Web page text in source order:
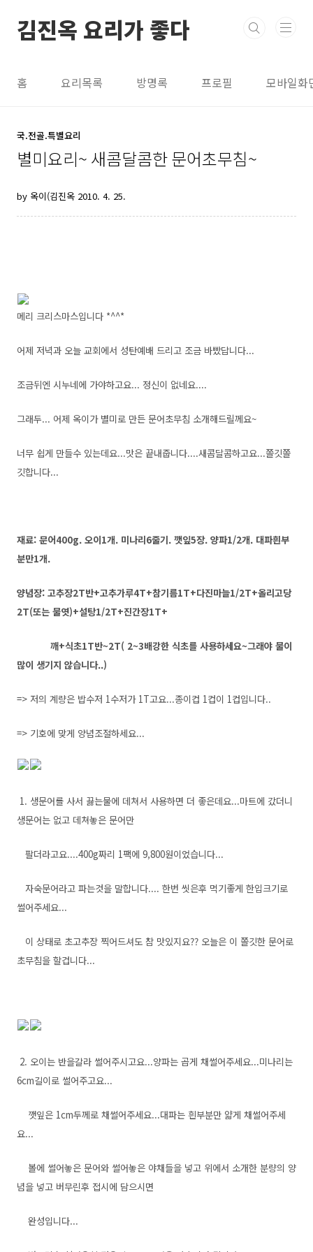
김진옥 요리가 좋다
홈 요리목록 방명록 프로필 모바일화
국.전골.특별요리
별미요리~ 새콤달콤한 문어초무침~
by 옥이(김진옥 2010. 4. 25.
메리 크리스마스입니다 *^^*
어제 저녁과 오늘 교회에서 성탄예배 드리고 조금 바빴답니다...
조금뒤엔 시누네에 가야하고요... 정신이 없네요....
그래두... 어제 옥이가 별미로 만든 문어초무침 소개해드릴께요~
너무 쉽게 만들수 있는데요...맛은 끝내줍니다....새콤달콤하고요...쫄깃쫄
깃합니다...
재료: 문어400g. 오이1개. 미나리6줄기. 깻잎5장. 양파1/2개. 대파흰부
분만1개.
양념장: 고추장2T반+고추가루4T+참기름1T+다진마늘1/2T+올리고당
2T(또는 물엿)+설탕1/2T+진간장1T+
깨+식초1T반~2T( 2~3배강한 식초를 사용하세요~그래야 물이
많이 생기지 않습니다..)
=> 저의 계량은 밥수저 1수저가 1T고요...종이컵 1컵이 1컵입니다..
=> 기호에 맞게 양념조절하세요...
1. 생문어를 사서 끓는물에 데쳐서 사용하면 더 좋은데요...마트에 갔더니
생문어는 없고 데쳐놓은 문어만
팔더라고요....400g짜리 1팩에 9,800원이었습니다...
자숙문어라고 파는것을 말합니다.... 한번 씻은후 먹기좋게 한입크기로
썰어주세요...
이 상태로 초고추장 찍어드셔도 참 맛있지요?? 오늘은 이 쫄깃한 문어로
초무침을 할겁니다...
2. 오이는 반을갈라 썰어주시고요...양파는 곱게 채썰어주세요...미나리는
6cm길이로 썰어주고요...
깻잎은 1cm두께로 채썰어주세요...대파는 흰부분만 얇게 채썰어주세
요...
볼에 썰어놓은 문어와 썰어놓은 야채들을 넣고 위에서 소개한 분량의 양
념을 넣고 버무린후 접시에 담으시면
완성입니다...